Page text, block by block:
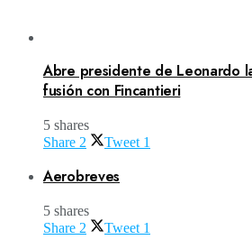
Abre presidente de Leonardo
fusión con Fincantieri
5 shares
Share 2 Tweet 1
Aerobreves
5 shares
Share 2 Tweet 1